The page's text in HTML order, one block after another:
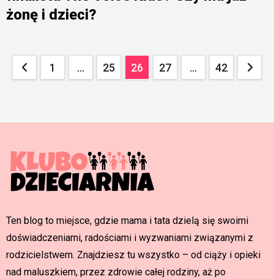
żonę i dzieci?
Stronicowanie
1 … 25 26 27 … 42
Ten blog to miejsce, gdzie mama i tata dzielą się swoimi
doświadczeniami, radościami i wyzwaniami związanymi z
rodzicielstwem. Znajdziesz tu wszystko – od ciąży i opieki
nad maluszkiem, przez zdrowie całej rodziny, aż po